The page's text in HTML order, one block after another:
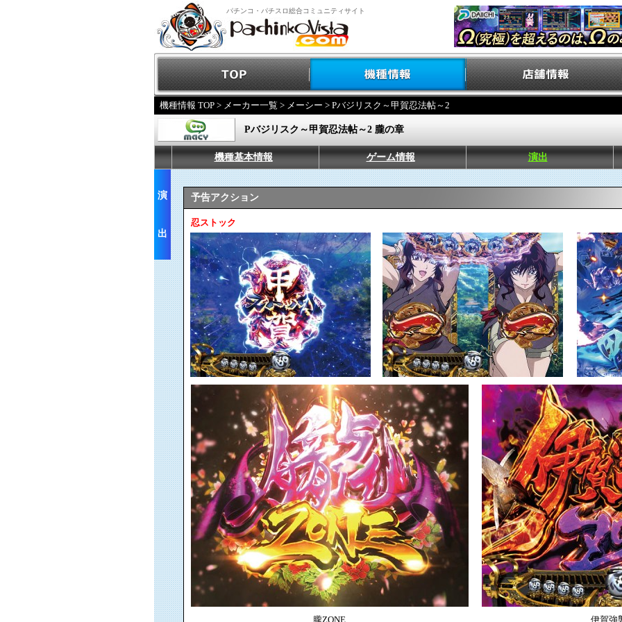
パチンコ・パチスロ総合コミュニティサイト
機種情報 TOP > メーカー一覧 > メーシー > Pバジリスク～甲賀忍法帖～2
Pバジリスク～甲賀忍法帖～2 朧の章
機種基本情報 ゲーム情報 演出
演
出
予告アクション
忍ストック
朧ZONE 伊賀強